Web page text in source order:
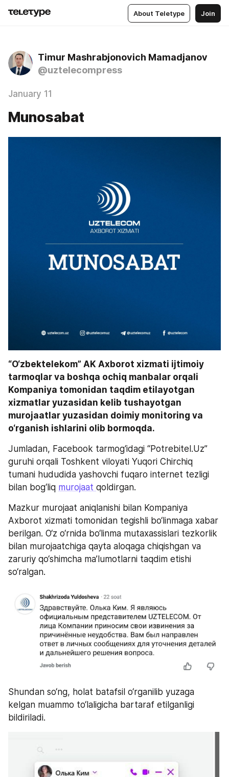
About Teletype Join
Timur Mashrabjonovich Mamadjanov
@uztelecompress
January 11
Munosabat
“O‘zbektelekom” AK Axborot xizmati ijtimoiy
tarmoqlar va boshqa ochiq manbalar orqali
Kompaniya tomonidan taqdim etilayotgan
xizmatlar yuzasidan kelib tushayotgan
murojaatlar yuzasidan doimiy monitoring va
o‘rganish ishlarini olib bormoqda.
Jumladan, Facebook tarmog‘idagi “Potrebitel.Uz”
guruhi orqali Toshkent viloyati Yuqori Chirchiq
tumani hududida yashovchi fuqaro internet tezligi
bilan bog‘liq murojaat qoldirgan.
Mazkur murojaat aniqlanishi bilan Kompaniya
Axborot xizmati tomonidan tegishli bo‘linmaga xabar
berilgan. O‘z o‘rnida bo‘linma mutaxassislari tezkorlik
bilan murojaatchiga qayta aloqaga chiqishgan va
zaruriy qo‘shimcha ma’lumotlarni taqdim etishi
so‘ralgan.
Shundan so‘ng, holat batafsil o‘rganilib yuzaga
kelgan muammo to‘laligicha bartaraf etilganligi
bildiriladi.